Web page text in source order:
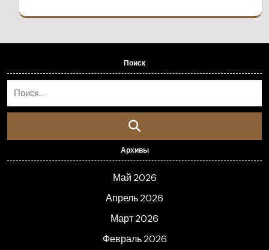
Поиск
Архивы
Май 2026
Апрель 2026
Март 2026
Февраль 2026